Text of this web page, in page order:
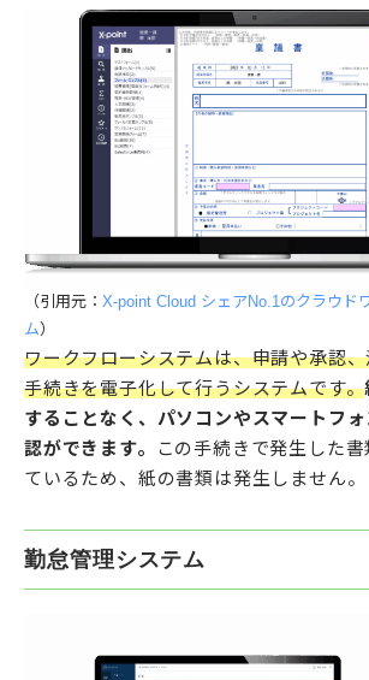
（引用元： X-point Cloud シェアNo.1のクラウド
ム）
ワークフローシステムは、申請や承認
手続きを電子化して行うシステムです。
することなく、パソコンやスマートフ
認ができます。
この手続きで発生した
ているため、紙の書類は発生しません。
勤怠管理システム